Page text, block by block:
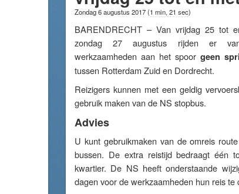
Zondag 6 augustus 2017(1 min, 21 sec)
BARENDRECHT – Van vrijdag 25 tot
zondag 27 augustus rijden er
werkzaamheden aan het spoor geen
tussen Rotterdam Zuid en Dordrecht.
Reizigers kunnen met een geldig
gebruik maken van de NS stopbus.
Advies
U kunt gebruikmaken van de omreis
bussen. De extra reistijd bedraagt één
kwartier. De NS heeft onderstaande
dagen voor de werkzaamheden hun reis